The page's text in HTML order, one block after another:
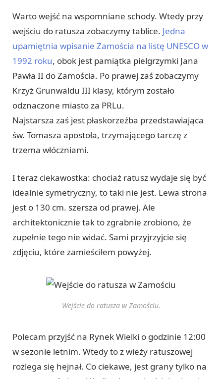
Warto wejść na wspomniane schody. Wtedy przy
wejściu do ratusza zobaczymy tablice. Jedna
upamiętnia wpisanie Zamościa na listę UNESCO w
1992 roku, obok jest pamiątka pielgrzymki Jana
Pawła II do Zamościa. Po prawej zaś zobaczymy
Krzyż Grunwaldu III klasy, którym zostało
odznaczone miasto za PRLu.
Najstarsza zaś jest płaskorzeźba przedstawiająca
św. Tomasza apostoła, trzymającego tarczę z
trzema włóczniami.
I teraz ciekawostka: chociaż ratusz wydaje się być
idealnie symetryczny, to taki nie jest. Lewa strona
jest o 130 cm. szersza od prawej. Ale
architektonicznie tak to zgrabnie zrobiono, że
zupełnie tego nie widać. Sami przyjrzyjcie się
zdjęciu, które zamieściłem powyżej.
Wejście do ratusza w Zamościu.
Polecam przyjść na Rynek Wielki o godzinie 12:00
w sezonie letnim. Wtedy to z wieży ratuszowej
rozlega się hejnał. Co ciekawe, jest grany tylko na